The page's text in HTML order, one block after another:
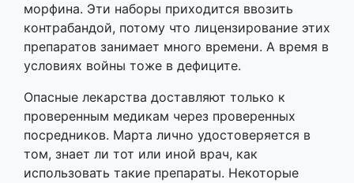
морфина. Эти наборы приходится ввозить
контрабандой, потому что лицензирование этих
препаратов занимает много времени. А время в
условиях войны тоже в дефиците.
Опасные лекарства доставляют только к
проверенным медикам через проверенных
посредников. Марта лично удостоверяется в
том, знает ли тот или иной врач, как
использовать такие препараты. Некоторые